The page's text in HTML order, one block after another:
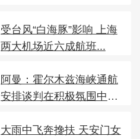
受台风“白海豚”影响 上海
两大机场近六成航班...
阿曼：霍尔木兹海峡通航
安排谈判在积极氛围中推
大雨中飞奔搀扶 天安门女